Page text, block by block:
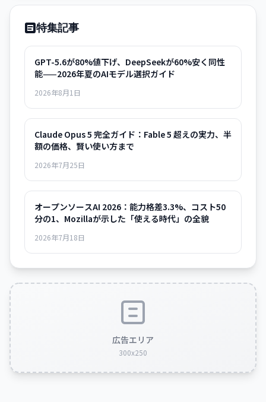
特集記事
GPT-5.6が80%値下げ、DeepSeekが60%安く同性
能——2026年夏のAIモデル選択ガイド
2026年8月1日
Claude Opus 5 完全ガイド：Fable 5 超えの実力、半
額の価格、賢い使い方まで
2026年7月25日
オープンソースAI 2026：能力格差3.3%、コスト50
分の1、Mozillaが示した「使える時代」の全貌
2026年7月18日
広告エリア
300x250